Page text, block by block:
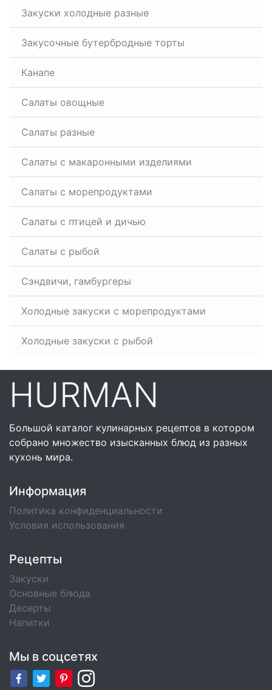
Закуски холодные разные
Закусочные бутербродные торты
Канапе
Салаты овощные
Салаты разные
Салаты с макаронными изделиями
Салаты с морепродуктами
Салаты с птицей и дичью
Салаты с рыбой
Сэндвичи, гамбургеры
Холодные закуски с морепродуктами
Холодные закуски с рыбой
HURMAN
Большой каталог кулинарных рецептов в котором
собрано множество изысканных блюд из разных
кухонь мира.
Информация
Политика конфиденциальности
Условия использования
Рецепты
Закуски
Основные блюда
Десерты
Напитки
Мы в соцсетях